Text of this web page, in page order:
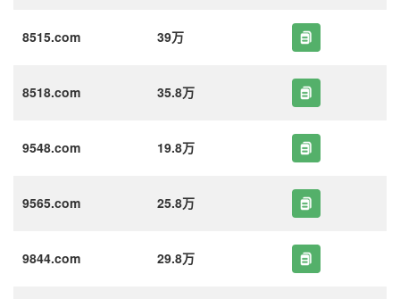
8515.com 39万
8518.com 35.8万
9548.com 19.8万
9565.com 25.8万
9844.com 29.8万